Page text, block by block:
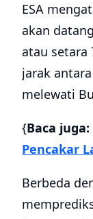
ESA
akan
atau setara
jarak
melewati
{Baca juga:
Pencakar
Berbeda